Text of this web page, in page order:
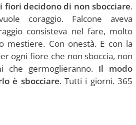
fiori decidono di non sbocciare.
coraggio. Falcone aveva
consisteva nel fare, molto
mestiere. Con onestà. E con la
ogni fiore che non sboccia, non
che germoglieranno. Il modo
è sbocciare. Tutti i giorni. 365